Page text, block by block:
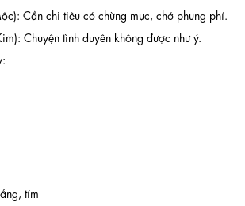
Cần chi tiêu có chừng mực, chớ phung phí.
Chuyện tình duyên không được như ý.
tím